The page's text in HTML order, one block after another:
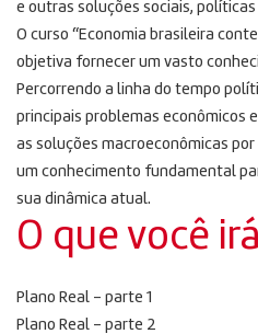
e outras soluções sociais, políticas
O curso “Economia brasileira
objetiva fornecer um vasto
Percorrendo a linha do tempo
principais problemas econômicos
as soluções macroeconômicas
um conhecimento fundamental
sua dinâmica atual.
O que você
Plano Real – parte 1
Plano Real – parte 2